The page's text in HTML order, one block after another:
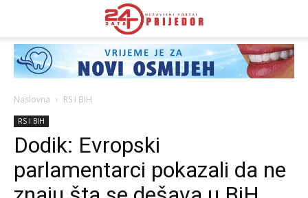
Naslovna RS I BIH
RS I BIH
Dodik: Evropski
parlamentarci pokazali da ne